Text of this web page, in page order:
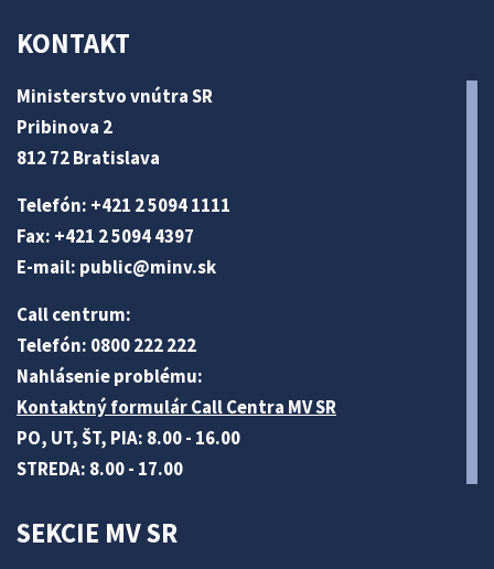
KONTAKT
Ministerstvo vnútra SR
Pribinova 2
812 72 Bratislava
Telefón: +421 2 5094 1111
Fax: +421 2 5094 4397
E-mail: public@minv.sk
Call centrum:
Telefón: 0800 222 222
Nahlásenie problému:
Kontaktný formulár Call Centra MV SR
PO, UT, ŠT, PIA: 8.00 - 16.00
STREDA: 8.00 - 17.00
SEKCIE MV SR